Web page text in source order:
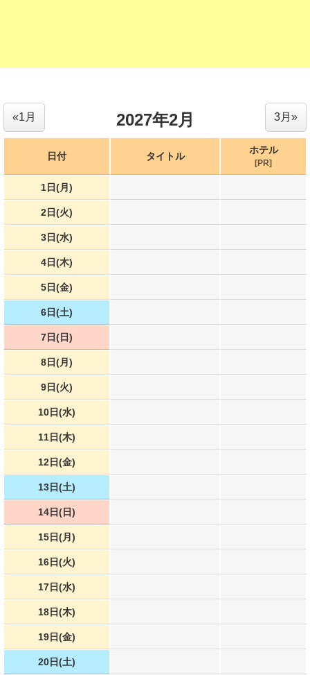
2027年2月 3月»
«1月
日付 タイトル
ホテル
[PR]
1日(月)
2日(火)
3日(水)
4日(木)
5日(金)
6日(土)
7日(日)
8日(月)
9日(火)
10日(水)
11日(木)
12日(金)
13日(土)
14日(日)
15日(月)
16日(火)
17日(水)
18日(木)
19日(金)
20日(土)